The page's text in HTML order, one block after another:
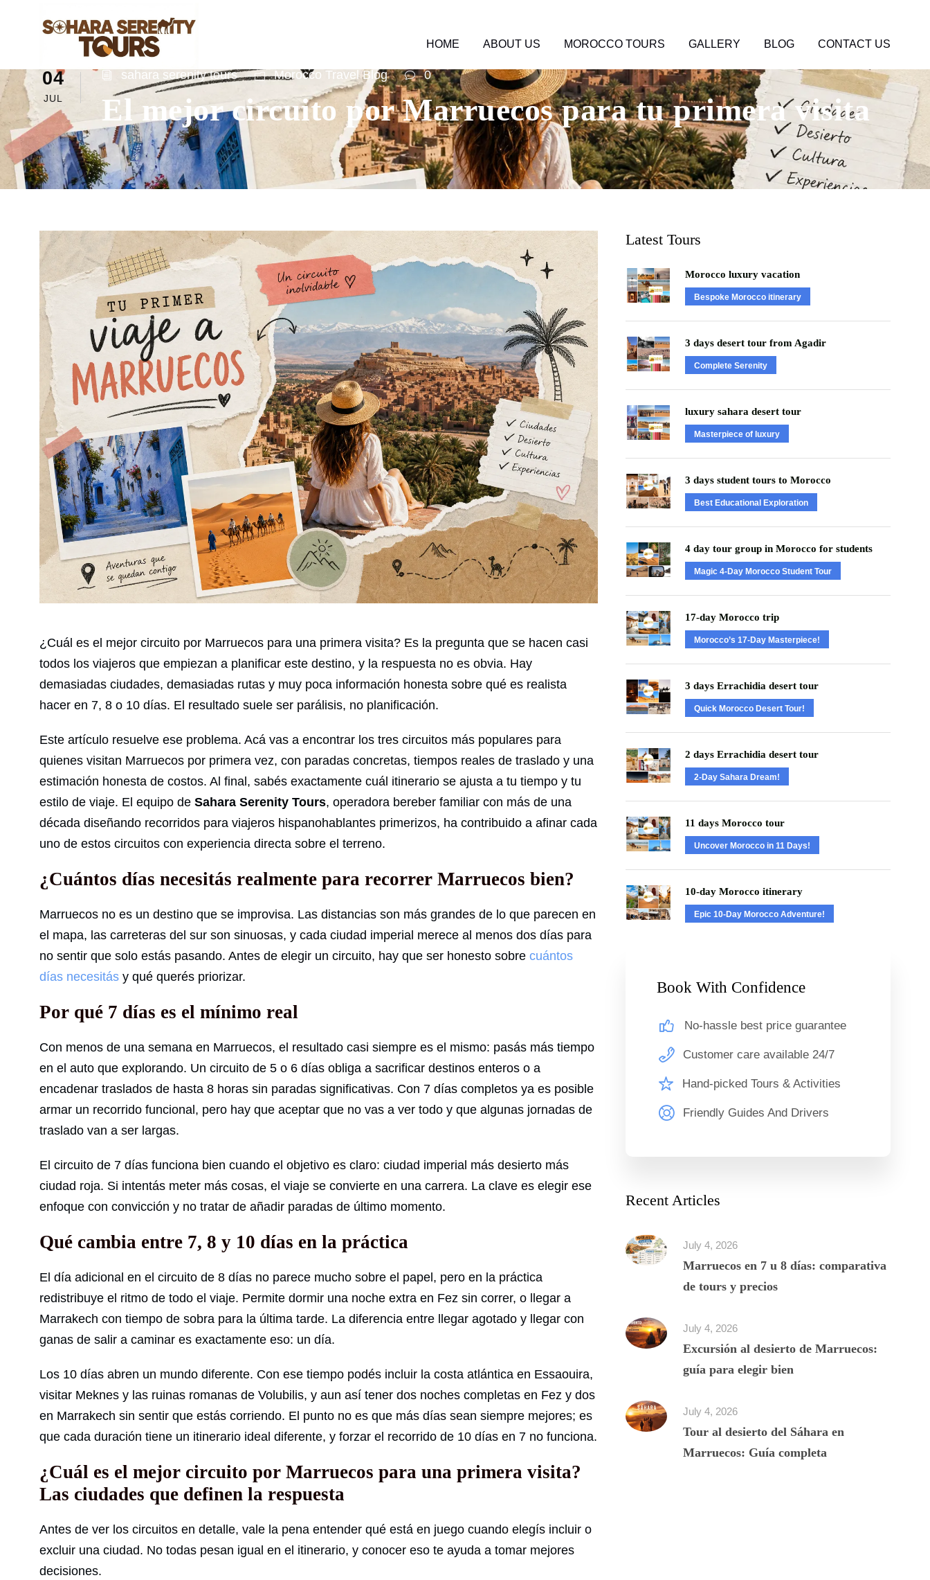
HOME ABOUT US MOROCCO TOURS GALLERY BLOG CONTACT US
04
JUL
sahara serenity tours Morocco Travel Blog 0
El mejor circuito por Marruecos para tu primera visita
¿Cuál es el mejor circuito por Marruecos para una primera visita? Es la pregunta que se hacen casi
todos los viajeros que empiezan a planificar este destino, y la respuesta no es obvia. Hay
demasiadas ciudades, demasiadas rutas y muy poca información honesta sobre qué es realista
hacer en 7, 8 o 10 días. El resultado suele ser parálisis, no planificación.
Este artículo resuelve ese problema. Acá vas a encontrar los tres circuitos más populares para
quienes visitan Marruecos por primera vez, con paradas concretas, tiempos reales de traslado y una
estimación honesta de costos. Al final, sabés exactamente cuál itinerario se ajusta a tu tiempo y tu
estilo de viaje. El equipo de Sahara Serenity Tours, operadora bereber familiar con más de una
década diseñando recorridos para viajeros hispanohablantes primerizos, ha contribuido a afinar cada
uno de estos circuitos con experiencia directa sobre el terreno.
¿Cuántos días necesitás realmente para recorrer Marruecos bien?
Marruecos no es un destino que se improvisa. Las distancias son más grandes de lo que parecen en
el mapa, las carreteras del sur son sinuosas, y cada ciudad imperial merece al menos dos días para
no sentir que solo estás pasando. Antes de elegir un circuito, hay que ser honesto sobre cuántos
días necesitás y qué querés priorizar.
Por qué 7 días es el mínimo real
Con menos de una semana en Marruecos, el resultado casi siempre es el mismo: pasás más tiempo
en el auto que explorando. Un circuito de 5 o 6 días obliga a sacrificar destinos enteros o a
encadenar traslados de hasta 8 horas sin paradas significativas. Con 7 días completos ya es posible
armar un recorrido funcional, pero hay que aceptar que no vas a ver todo y que algunas jornadas de
traslado van a ser largas.
El circuito de 7 días funciona bien cuando el objetivo es claro: ciudad imperial más desierto más
ciudad roja. Si intentás meter más cosas, el viaje se convierte en una carrera. La clave es elegir ese
enfoque con convicción y no tratar de añadir paradas de último momento.
Qué cambia entre 7, 8 y 10 días en la práctica
El día adicional en el circuito de 8 días no parece mucho sobre el papel, pero en la práctica
redistribuye el ritmo de todo el viaje. Permite dormir una noche extra en Fez sin correr, o llegar a
Marrakech con tiempo de sobra para la última tarde. La diferencia entre llegar agotado y llegar con
ganas de salir a caminar es exactamente eso: un día.
Los 10 días abren un mundo diferente. Con ese tiempo podés incluir la costa atlántica en Essaouira,
visitar Meknes y las ruinas romanas de Volubilis, y aun así tener dos noches completas en Fez y dos
en Marrakech sin sentir que estás corriendo. El punto no es que más días sean siempre mejores; es
que cada duración tiene un itinerario ideal diferente, y forzar el recorrido de 10 días en 7 no funciona.
¿Cuál es el mejor circuito por Marruecos para una primera visita?
Las ciudades que definen la respuesta
Antes de ver los circuitos en detalle, vale la pena entender qué está en juego cuando elegís incluir o
excluir una ciudad. No todas pesan igual en el itinerario, y conocer eso te ayuda a tomar mejores
decisiones.
Latest Tours
Morocco luxury vacation
Bespoke Morocco itinerary
3 days desert tour from Agadir
Complete Serenity
luxury sahara desert tour
Masterpiece of luxury
3 days student tours to Morocco
Best Educational Exploration
4 day tour group in Morocco for students
Magic 4-Day Morocco Student Tour
17-day Morocco trip
Morocco’s 17-Day Masterpiece!
3 days Errachidia desert tour
Quick Morocco Desert Tour!
2 days Errachidia desert tour
2-Day Sahara Dream!
11 days Morocco tour
Uncover Morocco in 11 Days!
10-day Morocco itinerary
Epic 10-Day Morocco Adventure!
Book With Confidence
No-hassle best price guarantee
Customer care available 24/7
Hand-picked Tours & Activities
Friendly Guides And Drivers
Recent Articles
July 4, 2026
Marruecos en 7 u 8 días: comparativa
de tours y precios
July 4, 2026
Excursión al desierto de Marruecos:
guía para elegir bien
July 4, 2026
Tour al desierto del Sáhara en
Marruecos: Guía completa